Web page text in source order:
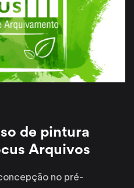
de pintura
Arquivos
no pré-